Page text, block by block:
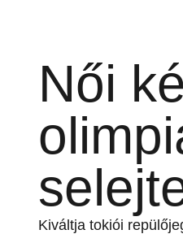
Női
Kiváltja tokiói